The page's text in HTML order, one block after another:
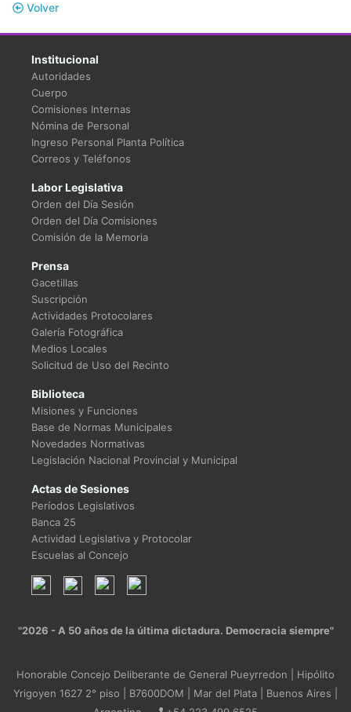
Volver
Institucional
Autoridades
Cuerpo
Comisiones Internas
Nómina de Personal
Ingreso Personal Planta Política
Correos y Teléfonos
Labor Legislativa
Orden del Día Sesión
Orden del Día Comisiones
Comisión de la Memoria
Prensa
Gacetillas
Suscripción
Actividades Protocolares
Galería Fotográfica
Medios Locales
Solicitud de Uso del Recinto
Biblioteca
Misiones y Funciones
Base de Normas Municipales
Novedades Normativas
Legislación Nacional Provincial y Municipal
Actas de Sesiones
Períodos Legislativos
Banca 25
Actividad Legislativa y Protocolar
Escuelas al Concejo
"2026 - A 50 años de la última dictadura. Democracia siempre"
Honorable Concejo Deliberante de General Pueyrredon | Hipólito
Yrigoyen 1627 2° piso | B7600DOM | Mar del Plata | Buenos Aires |